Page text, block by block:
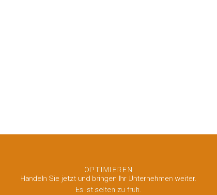
OPTIMIEREN
Handeln Sie jetzt und bringen Ihr Unternehmen weiter.
Es ist selten zu früh.